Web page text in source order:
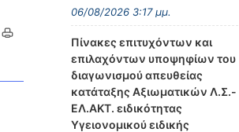
06/08/2026 3:17 μμ.
Πίνακες επιτυχόντων και
επιλαχόντων υποψηφίων του
διαγωνισμού απευθείας
κατάταξης Αξιωματικών Λ.Σ.-
ΕΛ.ΑΚΤ. ειδικότητας
Υγειονομικού ειδικής